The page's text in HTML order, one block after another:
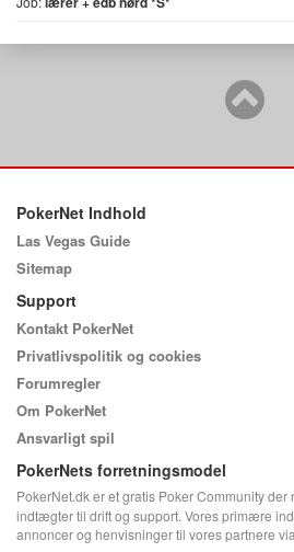
PokerNet Indhold
Las Vegas Guide
Sitemap
Support
Kontakt PokerNet
Privatlivspolitik og cookies
Forumregler
Om PokerNet
Ansvarligt spil
PokerNets forretningsmodel
PokerNet.dk er et gratis Poker Community
indtægter til drift og support. Vores primære
annoncer og henvisninger til vores partnere